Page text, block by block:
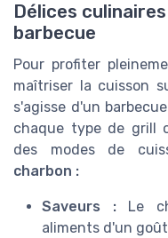
Délices
barbecue
Pour profiter
maîtriser la cuisson
s'agisse d'un
chaque type de grill
des modes de
charbon :
Saveurs :Le
aliments d'un